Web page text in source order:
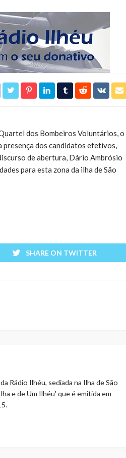
dos Bombeiros Voluntários, o
dos candidatos efetivos,
de abertura, Dário Ambrósio
para esta zona da ilha de São
SHARE ON TWITTER
Rádio Ilhéu, sediada na Ilha de São
e de Um Ilhéu' que é emitida em